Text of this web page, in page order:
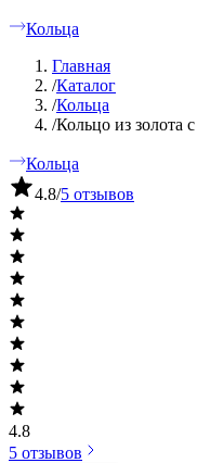
Кольца
Главная
/Каталог
/Кольца
/Кольцо из золота
Кольца
4.8/5 отзывов
4.8
5 отзывов